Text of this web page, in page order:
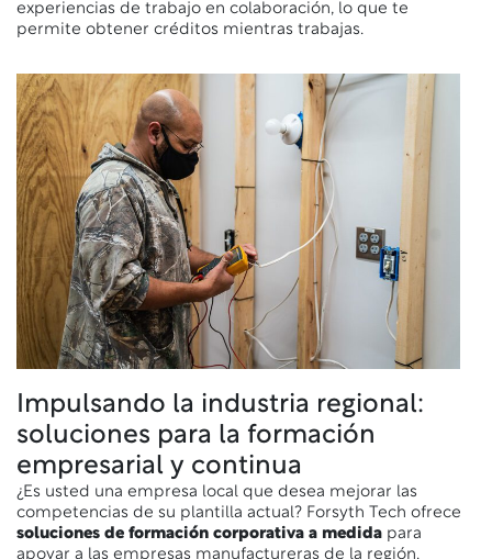
experiencias de trabajo en colaboración, lo que te
permite obtener créditos mientras trabajas.
Impulsando la industria regional:
soluciones para la formación
empresarial y continua
¿Es usted una empresa local que desea mejorar las
competencias de su plantilla actual? Forsyth Tech ofrece
soluciones de formación corporativa a medida para
apoyar a las empresas manufactureras de la región.